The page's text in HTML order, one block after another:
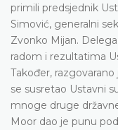
primili predsjednik
Simović, generalni
Zvonko Mijan.
radom i rezultatima
Također,
se susretao Ustavni
mnoge druge
Moor dao je punu